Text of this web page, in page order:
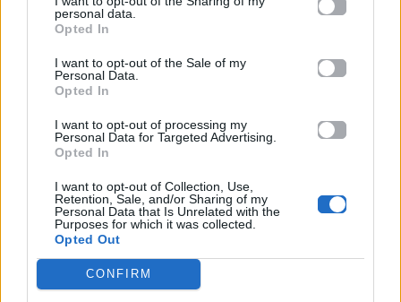
personal data.
Opted In
I want to opt-out of the Sale of my
Personal Data.
Opted In
I want to opt-out of processing my
Personal Data for Targeted Advertising.
Opted In
I want to opt-out of Collection, Use,
Retention, Sale, and/or Sharing of my
Personal Data that Is Unrelated with the
Purposes for which it was collected.
Opted Out
CONFIRM
• Έκανε το σκηνοθετικό του ντεμπούτο το 1994 με
την ταινία Reality Bites.
• Έχει κερδίσει Emmy για τα κείμενά του στην
πετυχημένη τηλεοπτική σειρά The Ben Stiller Show.